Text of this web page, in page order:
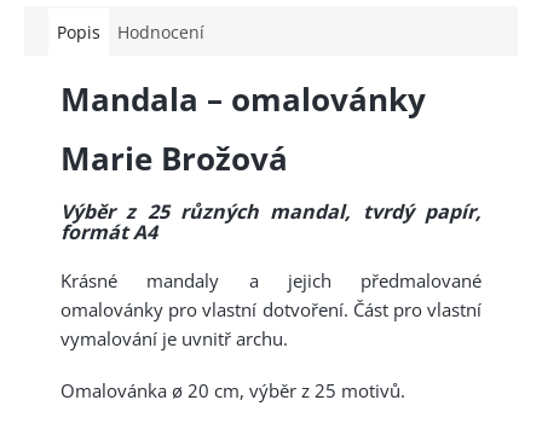
Popis Hodnocení
Mandala – omalovánky
Marie Brožová
Výběr z 25 různých mandal, tvrdý papír,
formát A4
Krásné mandaly a jejich předmalované
omalovánky pro vlastní dotvoření. Část pro vlastní
vymalování je uvnitř archu.
Omalovánka ø 20 cm, výběr z 25 motivů.